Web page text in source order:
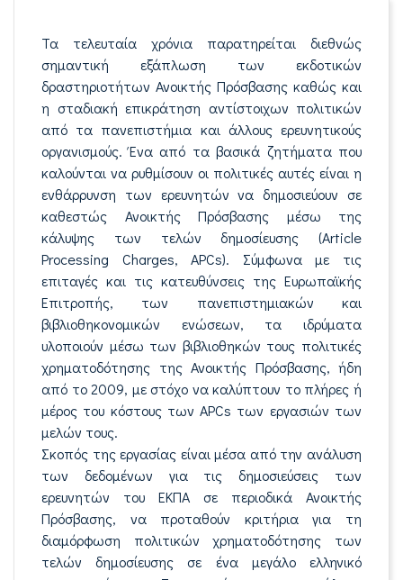
Τα τελευταία χρόνια παρατηρείται διεθνώς
σημαντική εξάπλωση των εκδοτικών
δραστηριοτήτων Ανοικτής Πρόσβασης καθώς και
η σταδιακή επικράτηση αντίστοιχων πολιτικών
από τα πανεπιστήμια και άλλους ερευνητικούς
οργανισμούς. Ένα από τα βασικά ζητήματα που
καλούνται να ρυθμίσουν οι πολιτικές αυτές είναι η
ενθάρρυνση των ερευνητών να δημοσιεύουν σε
καθεστώς Ανοικτής Πρόσβασης μέσω της
κάλυψης των τελών δημοσίευσης (Article
Processing Charges, APCs). Σύμφωνα με τις
επιταγές και τις κατευθύνσεις της Ευρωπαϊκής
Επιτροπής, των πανεπιστημιακών και
βιβλιοθηκονομικών ενώσεων, τα ιδρύματα
υλοποιούν μέσω των βιβλιοθηκών τους πολιτικές
χρηματοδότησης της Ανοικτής Πρόσβασης, ήδη
από το 2009, με στόχο να καλύπτουν το πλήρες ή
μέρος του κόστους των APCs των εργασιών των
μελών τους.
Σκοπός της εργασίας είναι μέσα από την ανάλυση
των δεδομένων για τις δημοσιεύσεις των
ερευνητών του ΕΚΠΑ σε περιοδικά Ανοικτής
Πρόσβασης, να προταθούν κριτήρια για τη
διαμόρφωση πολιτικών χρηματοδότησης των
τελών δημοσίευσης σε ένα μεγάλο ελληνικό